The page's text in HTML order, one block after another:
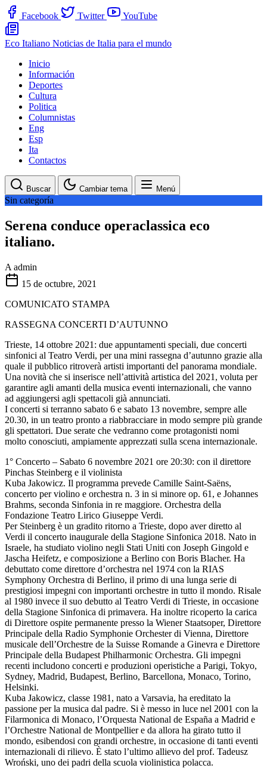
Facebook Twitter YouTube
Eco Italiano Noticias de Italia para el mundo
Inicio
Información
Deportes
Cultura
Politica
Columnistas
Eng
Esp
Ita
Contactos
Buscar Cambiar tema Menú
Sin categoría
Serena conduce operaclassica eco
italiano.
A admin
15 de octubre, 2021
COMUNICATO STAMPA
RASSEGNA CONCERTI D’AUTUNNO
Trieste, 14 ottobre 2021: due appuntamenti speciali, due concerti
sinfonici al Teatro Verdi, per una mini rassegna d’autunno grazie alla
quale il pubblico ritroverà artisti importanti del panorama mondiale.
Una novità che si inserisce nell’attività artistica del 2021, voluta per
garantire agli amanti della musica eventi internazionali, che vanno
ad aggiungersi agli spettacoli già annunciati.
I concerti si terranno sabato 6 e sabato 13 novembre, sempre alle
20.30, in un teatro pronto a riabbracciare in modo sempre più grande
gli spettatori. Due serate che vedranno come protagonisti nomi
molto conosciuti, ampiamente apprezzati sulla scena internazionale.
1° Concerto – Sabato 6 novembre 2021 ore 20:30: con il direttore
Pinchas Steinberg e il violinista
Kuba Jakowicz. Il programma prevede Camille Saint-Saëns,
concerto per violino e orchestra n. 3 in si minore op. 61, e Johannes
Brahms, seconda Sinfonia in re maggiore. Orchestra della
Fondazione Teatro Lirico Giuseppe Verdi.
Per Steinberg è un gradito ritorno a Trieste, dopo aver diretto al
Verdi il concerto inaugurale della Stagione Sinfonica 2018. Nato in
Israele, ha studiato violino negli Stati Uniti con Joseph Gingold e
Jascha Heifetz, e composizione a Berlino con Boris Blacher. Ha
debuttato come direttore d’orchestra nel 1974 con la RIAS
Symphony Orchestra di Berlino, il primo di una lunga serie di
prestigiosi impegni con importanti orchestre in tutto il mondo. Risale
al 1980 invece il suo debutto al Teatro Verdi di Trieste, in occasione
della Stagione Sinfonica di primavera. Ha inoltre ricoperto la carica
di Direttore ospite permanente presso la Wiener Staatsoper, Direttore
Principale della Radio Symphonie Orchester di Vienna, Direttore
musicale dell’Orchestre de la Suisse Romande a Ginevra e Direttore
Principale della Budapest Philharmonic Orchestra. Gli impegni
recenti includono concerti e produzioni operistiche a Parigi, Tokyo,
Sydney, Madrid, Budapest, Berlino, Barcellona, Monaco, Torino,
Helsinki.
Kuba Jakowicz, classe 1981, nato a Varsavia, ha ereditato la
passione per la musica dal padre. Si è messo in luce nel 2001 con la
Filarmonica di Monaco, l’Orquesta National de España a Madrid e
l’Orchestre National de Montpellier e da allora ha girato tutto il
mondo, esibendosi con grandi orchestre, in occasione di tanti eventi
internazionali di rilievo. È stato l’ultimo allievo del prof. Tadeusz
Wroński, uno dei padri della scuola violinistica polacca.